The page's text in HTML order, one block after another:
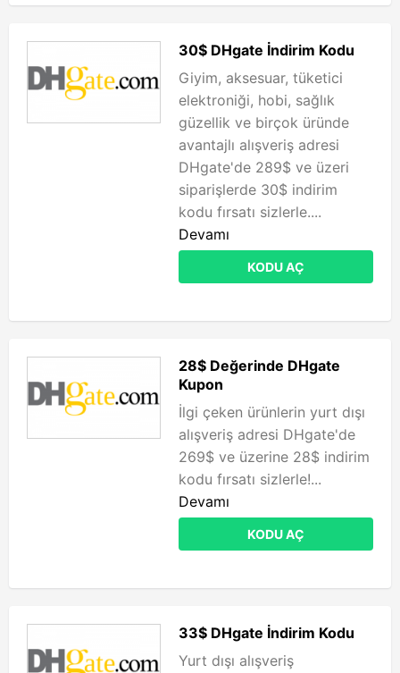
30$ DHgate İndirim Kodu
Giyim, aksesuar, tüketici
elektroniği, hobi, sağlık
güzellik ve birçok üründe
avantajlı alışveriş adresi
DHgate'de 289$ ve üzeri
siparişlerde 30$ indirim
kodu fırsatı sizlerle....
Devamı
KODU AÇ
28$ Değerinde DHgate
Kupon
İlgi çeken ürünlerin yurt dışı
alışveriş adresi DHgate'de
269$ ve üzerine 28$ indirim
kodu fırsatı sizlerle!...
Devamı
KODU AÇ
33$ DHgate İndirim Kodu
Yurt dışı alışveriş